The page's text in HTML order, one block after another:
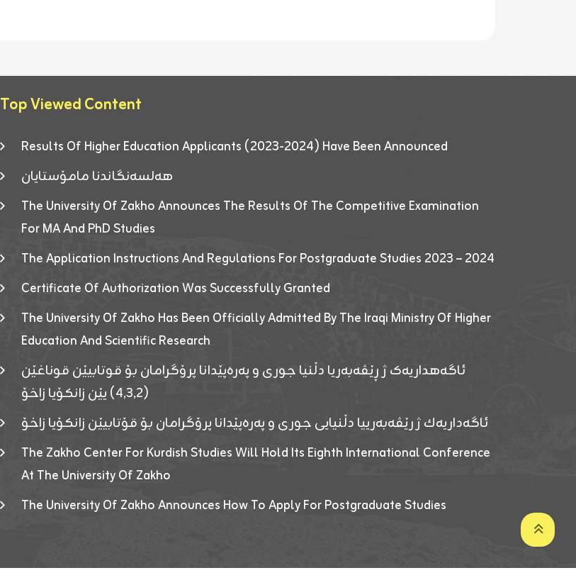
Top Viewed Content
Results Of Higher Education Applicants (2023-2024) Have Been Announced
هەلسەنگاندنا مامۆستایان
The University Of Zakho Announces The Results Of The Competitive Examination
For MA And PhD Studies
The Application Instructions And Regulations For Postgraduate Studies 2023 – 2024
Certificate Of Authorization Was Successfully Granted
The University Of Zakho Has Been Officially Admitted By The Iraqi Ministry Of Higher
Education And Scientific Research
ئاگەهداریەک ژ ڕێڤەبەریا دڵنیا جوری و پەرەپێدانا پرۆگرامان بۆ قوتابیێن قوناغێن
(٤٫٣٫٢) یێن زانکۆیا زاخۆ
ئاگەداریەك ژ رێڤەبەرییا دڵنیایی جوری و پەرەپێدانا پرۆگرامان بۆ قۆتابیێن زانکۆیا زاخۆ
The Zakho Center For Kurdish Studies Will Hold Its Eighth International Conference
At The University Of Zakho
The University Of Zakho Announces How To Apply For Postgraduate Studies